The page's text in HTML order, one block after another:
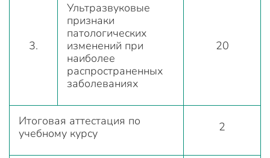
3.
Ультразвуковые
признаки
патологических
изменений при
наиболее
распространенных
заболеваниях
20
Итоговая аттестация по
учебному курсу
2